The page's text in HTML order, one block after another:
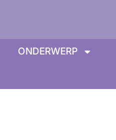
ONDERWERP